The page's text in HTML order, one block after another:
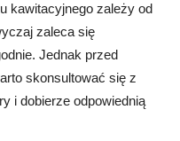
kawitacyjnego zależy od
zaleca się
Jednak przed
skonsultować się z
i dobierze odpowiednią